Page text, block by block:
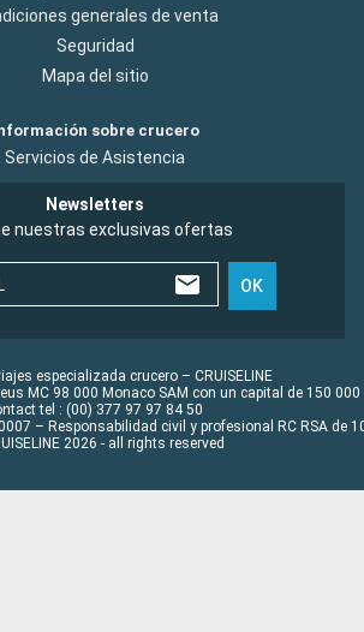
generales de venta
Seguridad
Mapa del sitio
sobre crucero
Servicios de Asistencia
Newsletters
nuestras exclusivas ofertas
OK
especializada crucero – CRUISELINE
MC 98 000 Monaco SAM con un capital de 150 000
tel : (00) 377 97 97 84 50
– Responsabilidad civil y profesional RC RSA de
2026 - all rights reserved